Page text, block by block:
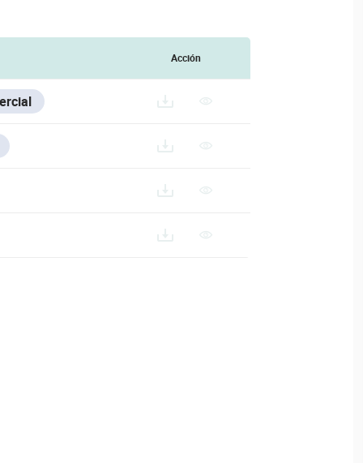
Acción